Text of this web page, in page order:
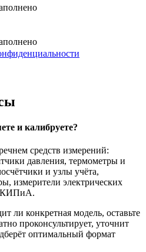
и калибруете?
средств измерений:
давления, термометры и
и узлы учёта,
измерители электрических
КИПиА.
ли конкретная модель, оставьте
проконсультирует, уточнит
оптимальный формат